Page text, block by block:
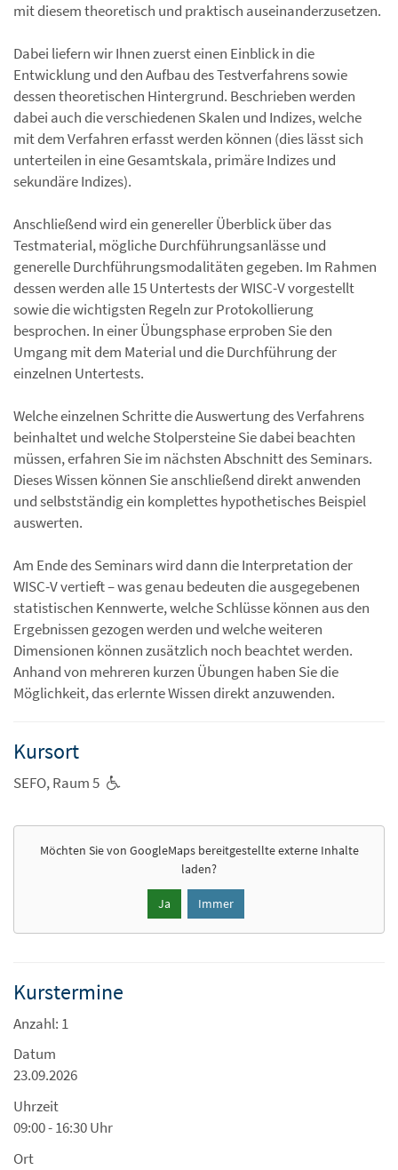
mit diesem theoretisch und praktisch auseinanderzusetzen.
Dabei liefern wir Ihnen zuerst einen Einblick in die
Entwicklung und den Aufbau des Testverfahrens sowie
dessen theoretischen Hintergrund. Beschrieben werden
dabei auch die verschiedenen Skalen und Indizes, welche
mit dem Verfahren erfasst werden können (dies lässt sich
unterteilen in eine Gesamtskala, primäre Indizes und
sekundäre Indizes).
Anschließend wird ein genereller Überblick über das
Testmaterial, mögliche Durchführungsanlässe und
generelle Durchführungsmodalitäten gegeben. Im Rahmen
dessen werden alle 15 Untertests der WISC-V vorgestellt
sowie die wichtigsten Regeln zur Protokollierung
besprochen. In einer Übungsphase erproben Sie den
Umgang mit dem Material und die Durchführung der
einzelnen Untertests.
Welche einzelnen Schritte die Auswertung des Verfahrens
beinhaltet und welche Stolpersteine Sie dabei beachten
müssen, erfahren Sie im nächsten Abschnitt des Seminars.
Dieses Wissen können Sie anschließend direkt anwenden
und selbstständig ein komplettes hypothetisches Beispiel
auswerten.
Am Ende des Seminars wird dann die Interpretation der
WISC-V vertieft – was genau bedeuten die ausgegebenen
statistischen Kennwerte, welche Schlüsse können aus den
Ergebnissen gezogen werden und welche weiteren
Dimensionen können zusätzlich noch beachtet werden.
Anhand von mehreren kurzen Übungen haben Sie die
Möglichkeit, das erlernte Wissen direkt anzuwenden.
Kursort
SEFO, Raum 5
Möchten Sie von GoogleMapsbereitgestellte externe Inhalte
laden?
Ja Immer
Kurstermine
Anzahl: 1
Datum
23.09.2026
Uhrzeit
09:00 - 16:30 Uhr
Ort